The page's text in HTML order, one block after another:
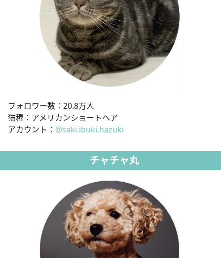
フォロワー数：20.8万人
猫種：アメリカンショートヘア
アカウント： @saki.ibuki.hazuki
チャチャ丸